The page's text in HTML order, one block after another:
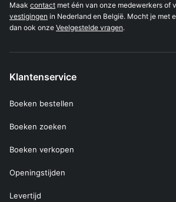
Maak contact met één van onze medewerkers of
vestigingen in Nederland en België. Mocht je met
dan ook onze Veelgestelde vragen.
Klantenservice
Boeken bestellen
Boeken zoeken
Boeken verkopen
Openingstijden
Levertijd